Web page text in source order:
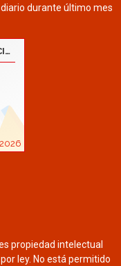
diario durante último mes
propiedad intelectual
ley. No está permitido